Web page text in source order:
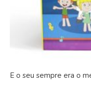
E o seu sempre era o